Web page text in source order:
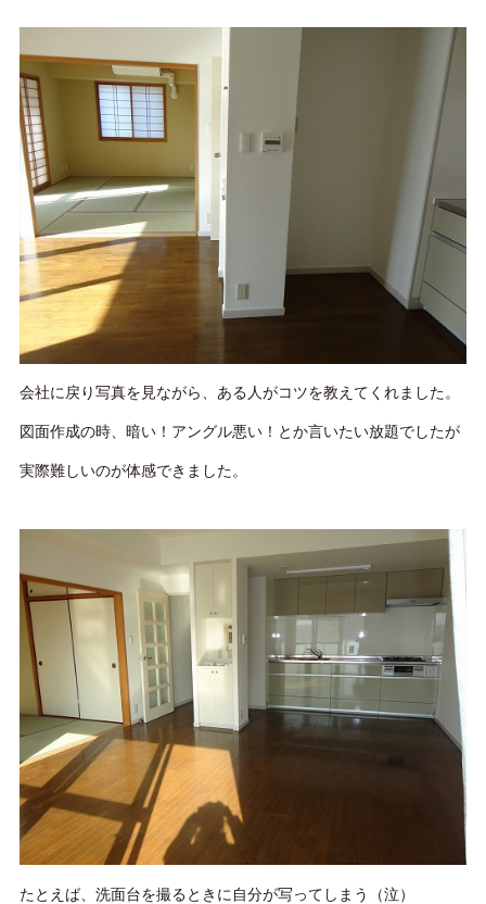
会社に戻り写真を見ながら、ある人がコツを教えてくれました。
図面作成の時、暗い！アングル悪い！とか言いたい放題でしたが
実際難しいのが体感できました。
たとえば、洗面台を撮るときに自分が写ってしまう（泣）